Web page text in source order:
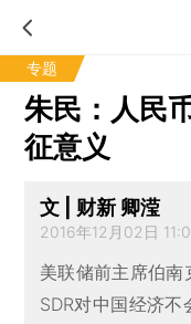
专题
朱民：人民
征意义
文 | 财新 卿滢
2016年12月02日
美联储前主席伯南
SDR对中国经济